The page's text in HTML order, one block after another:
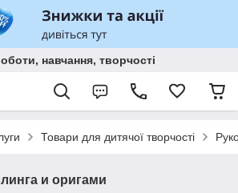
навчання, творчості
Товари для дитячої творчості
и оригами